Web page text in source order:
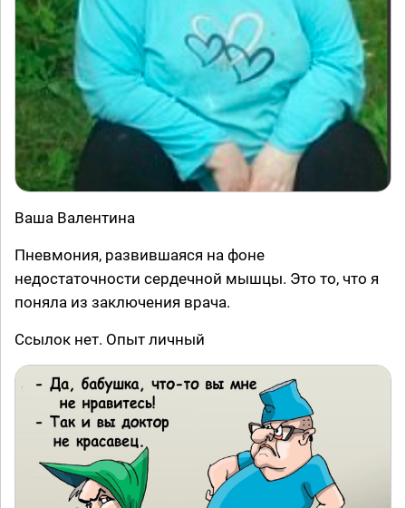
Ваша Валентина
Пневмония, развившаяся на фоне
недостаточности сердечной мышцы. Это то, что я
поняла из заключения врача.
Ссылок нет. Опыт личный